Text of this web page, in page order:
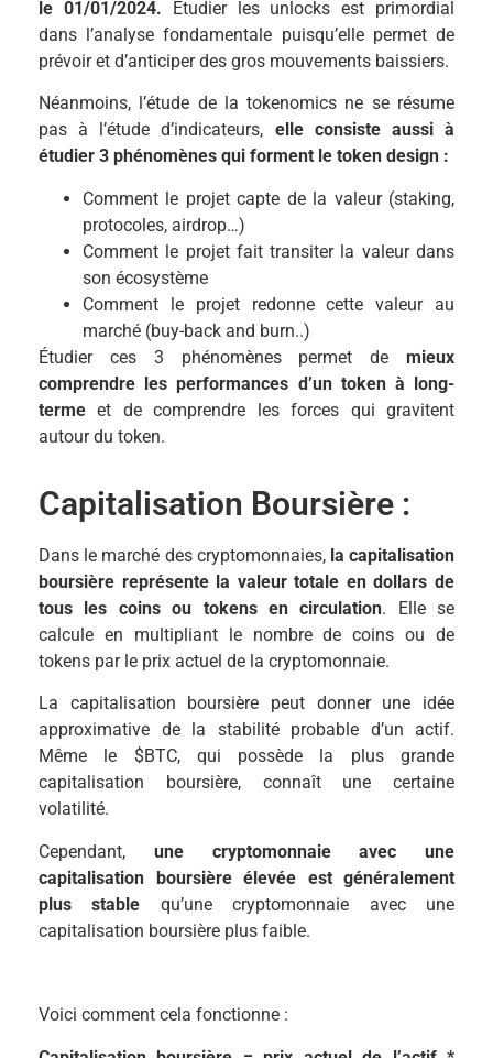
le 01/01/2024. Étudier les unlocks est primordial
dans l’analyse fondamentale puisqu’elle permet de
prévoir et d’anticiper des gros mouvements baissiers.
Néanmoins, l’étude de la tokenomics ne se résume
pas à l’étude d’indicateurs, elle consiste aussi à
étudier 3 phénomènes qui forment le token design :
Comment le projet capte de la valeur (staking,
protocoles, airdrop…)
Comment le projet fait transiter la valeur dans
son écosystème
Comment le projet redonne cette valeur au
marché (buy-back and burn..)
Étudier ces 3 phénomènes permet de mieux
comprendre les performances d’un token à long-
terme et de comprendre les forces qui gravitent
autour du token.
Capitalisation Boursière :
Dans le marché des cryptomonnaies, la capitalisation
boursière représente la valeur totale en dollars de
tous les coins ou tokens en circulation. Elle se
calcule en multipliant le nombre de coins ou de
tokens par le prix actuel de la cryptomonnaie.
La capitalisation boursière peut donner une idée
approximative de la stabilité probable d’un actif.
Même le $BTC, qui possède la plus grande
capitalisation boursière, connaît une certaine
volatilité.
Cependant, une cryptomonnaie avec une
capitalisation boursière élevée est généralement
plus stable qu’une cryptomonnaie avec une
capitalisation boursière plus faible.
Voici comment cela fonctionne :